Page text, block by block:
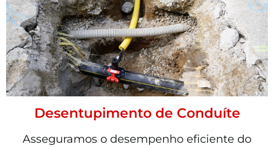
Desentupimento de Conduíte
Asseguramos o desempenho eficiente do